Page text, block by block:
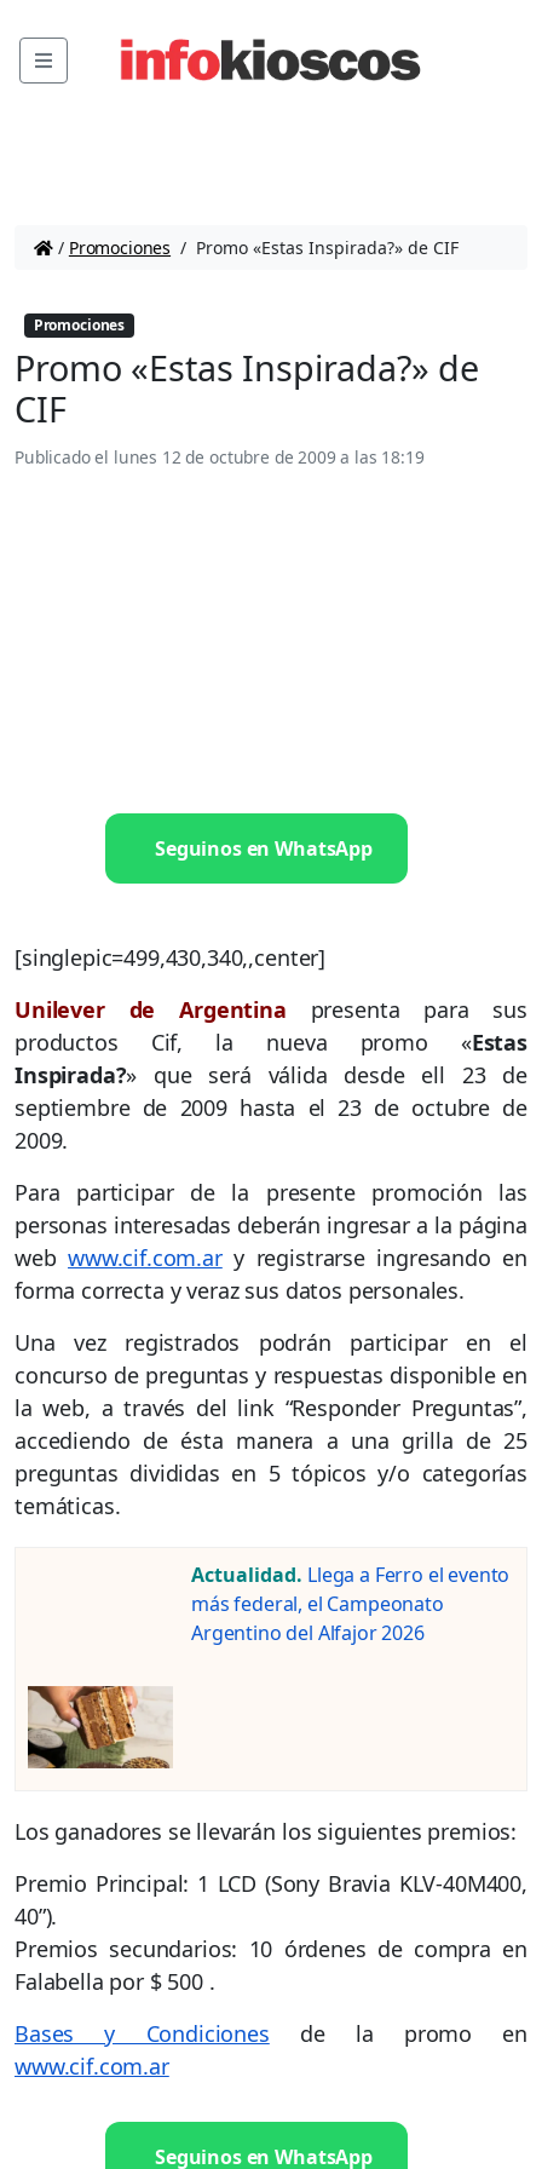
Menu
/ Promociones / Promo «Estas Inspirada?» de CIF
Promociones
Promo «Estas Inspirada?» de
CIF
Publicado el lunes 12 de octubre de 2009 a las 18:19
Seguinos en WhatsApp
[singlepic=499,430,340,,center]
Unilever de Argentina presenta para sus
productos Cif, la nueva promo «Estas
Inspirada?» que será válida desde ell 23 de
septiembre de 2009 hasta el 23 de octubre de
2009.
Para participar de la presente promoción las
personas interesadas deberán ingresar a la página
webwww.cif.com.ary registrarse ingresando en
forma correcta y veraz sus datos personales.
Una vez registrados podrán participar en el
concurso de preguntas y respuestas disponible en
la web, a través del link “Responder Preguntas”,
accediendo de ésta manera a una grilla de 25
preguntas divididas en 5 tópicos y/o categorías
temáticas.
Actualidad. Llega a Ferro el evento
más federal, el Campeonato
Argentino del Alfajor 2026
Los ganadores se llevarán los siguientes premios:
Premio Principal: 1 LCD (Sony Bravia KLV-40M400,
40”).
Premios secundarios: 10 órdenes de compra en
Falabella por $ 500 .
Bases y Condiciones de la promo en
www.cif.com.ar
Seguinos en WhatsApp